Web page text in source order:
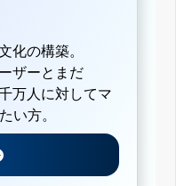
化の構築。
ザーとまだ
万人に対してマ
い方。